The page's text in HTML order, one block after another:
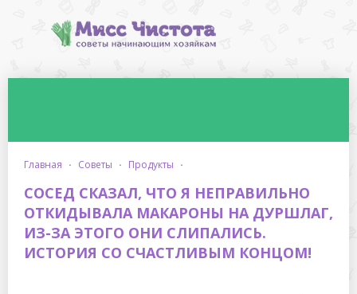
главная · советы · продукты ·
СОСЕД СКАЗАЛ, ЧТО Я НЕПРАВИЛЬНО
ОТКИДЫВАЛА МАКАРОНЫ НА ДУРШЛАГ,
ИЗ-ЗА ЭТОГО ОНИ СЛИПАЛИСЬ.
ИСТОРИЯ СО СЧАСТЛИВЫМ КОНЦОМ!